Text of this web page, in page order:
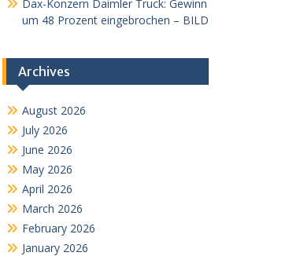
Dax-Konzern Daimler Truck: Gewinn
um 48 Prozent eingebrochen – BILD
Archives
August 2026
July 2026
June 2026
May 2026
April 2026
March 2026
February 2026
January 2026